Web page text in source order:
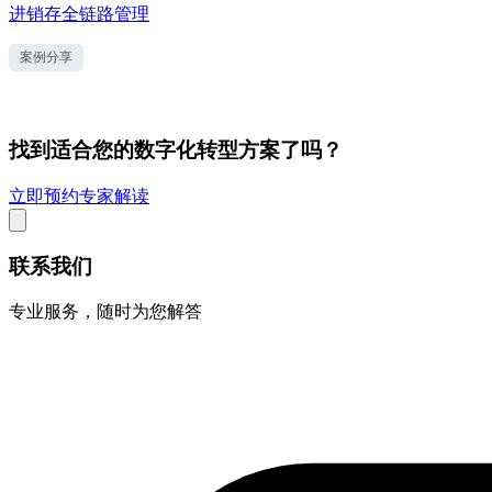
进销存全链路管理
案例分享
找到适合您的数字化转型方案了吗？
立即预约专家解读
联系我们
专业服务，随时为您解答